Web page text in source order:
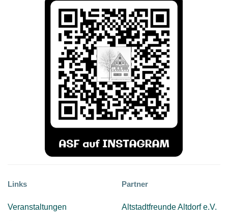
Links
Veranstaltungen
Partner
Altstadtfreunde Altdorf e.V.